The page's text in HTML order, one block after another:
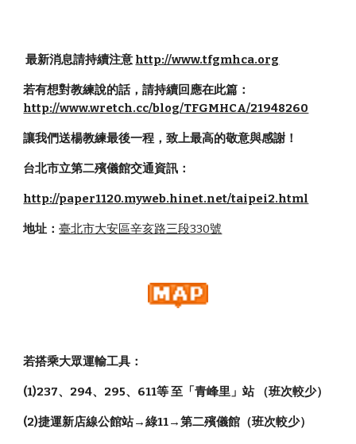
最新消息請持續注意 http://www.tfgmhca.org
若有想對教練說的話，請持續回應在此篇：
http://www.wretch.cc/blog/TFGMHCA/21948260
讓我們送楊教練最後一程，致上最高的敬意與感謝！
台北市立第二殯儀館交通資訊：
http://paper1120.myweb.hinet.net/taipei2.html
地址：臺北市大安區辛亥路三段330號
若搭乘大眾運輸工具：
(1)237、294、295、611等 至「青峰里」站 （班次較少）
(2)捷運新店線公館站→綠11→第二殯儀館（班次較少）